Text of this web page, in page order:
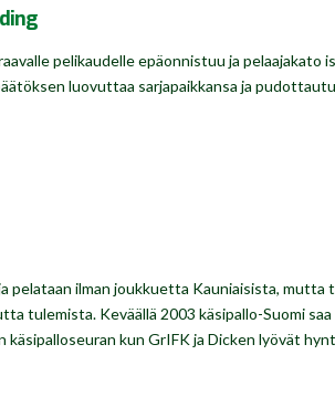
pelikaudelle epäonnistuu ja pelaajakato
luovuttaa sarjapaikkansa ja
pelataan ilman joukkuetta Kauniaisista, mutta
tulemista. Keväällä 2003 käsipallo-Suomi saa
käsipalloseuran kun GrIFK ja Dicken lyövät